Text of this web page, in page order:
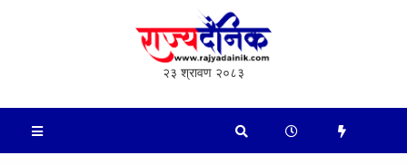
२३ श्रावण २०८३